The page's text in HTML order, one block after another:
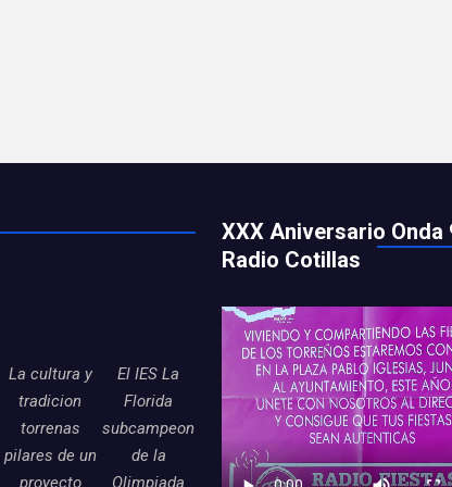
La cultura y
tradicion
torrenas
pilares de un
proyecto
El IES La
Florida
subcampeon
de la
Olimpiada
XXX Aniversario Onda
Radio Cotillas